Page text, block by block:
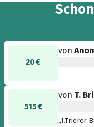
Schon
20 €
von
515 €
von T.
„1.Trierer